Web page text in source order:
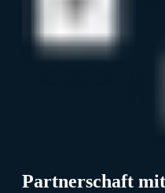
Partnerschaft